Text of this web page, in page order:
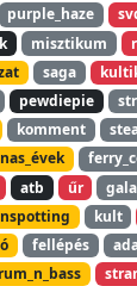
purple_haze
misztikum
saga
pewdiepie
komment
atb űr
kult
fellépés